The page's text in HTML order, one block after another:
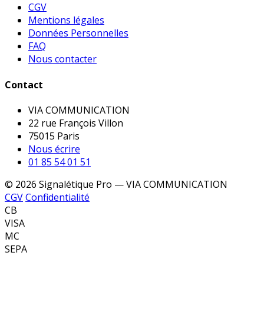
CGV
Mentions légales
Données Personnelles
FAQ
Nous contacter
Contact
VIA COMMUNICATION
22 rue François Villon
75015 Paris
Nous écrire
01 85 54 01 51
© 2026 Signalétique Pro — VIA COMMUNICATION
CGVConfidentialité
CB
VISA
MC
SEPA